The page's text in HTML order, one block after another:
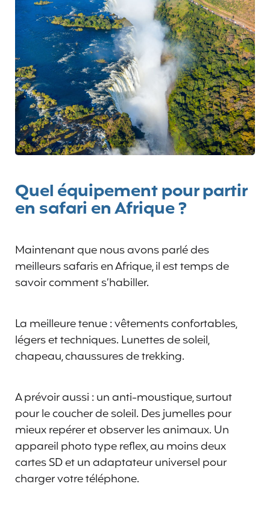
Quel équipement pour partir
en safari en Afrique ?
Maintenant que nous avons parlé des
meilleurs safaris en Afrique, il est temps de
savoir comment s’habiller.
La meilleure tenue : vêtements confortables,
légers et techniques. Lunettes de soleil,
chapeau, chaussures de trekking.
A prévoir aussi : un anti-moustique, surtout
pour le coucher de soleil. Des jumelles pour
mieux repérer et observer les animaux. Un
appareil photo type reflex, au moins deux
cartes SD et un adaptateur universel pour
charger votre téléphone.